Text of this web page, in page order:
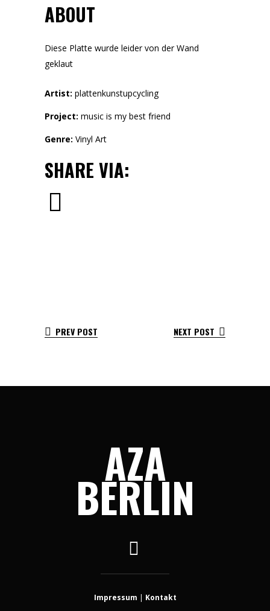
ABOUT
Diese Platte wurde leider von der Wand
geklaut
Artist: plattenkunstupcycling
Project: music is my best friend
Genre: Vinyl Art
SHARE VIA:
PREV POST NEXT POST
AZA
BERLIN
Impressum | Kontakt